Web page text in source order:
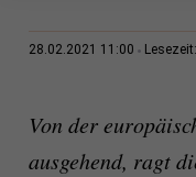
28.02.2021 11:00 Lesezeit:
Von der
ausgehend, ragt